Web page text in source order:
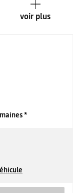
voir plus
*